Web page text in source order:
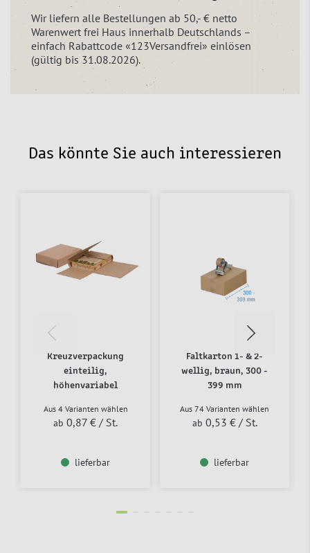
Wir liefern alle Bestellungen ab 50,- € netto
Warenwert frei Haus innerhalb Deutschlands –
einfach Rabattcode «123Versandfrei» einlösen
(gültig bis 31.08.2026).
Das könnte Sie auch interessieren
Kreuzverpackung
einteilig,
höhenvariabel
Aus 4 Varianten wählen
ab 0,87 € / St.
lieferbar
Faltkarton 1- & 2-
wellig, braun, 300 -
399 mm
Aus 74 Varianten wählen
ab 0,53 € / St.
lieferbar